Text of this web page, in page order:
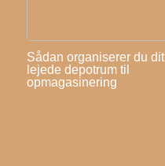
Sådan organiserer du dit
lejede depotrum til
opmagasinering